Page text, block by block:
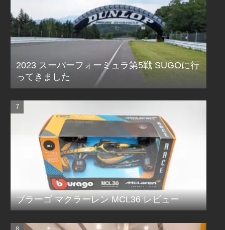
2023 スーパーフォーミュラ第5戦 SUGOに行
ってきました
ブラーゴ マクラーレン MCL36 レビュー